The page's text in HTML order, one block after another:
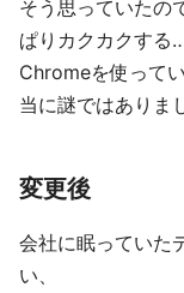
そう思っていた
ぱりカクカクする
Chromeを使って
当に謎ではありま
変更後
会社に眠っていた
い、